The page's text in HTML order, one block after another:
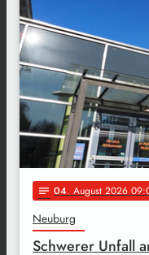
notes 04. August 2026
Neuburg
Schwerer Unfall